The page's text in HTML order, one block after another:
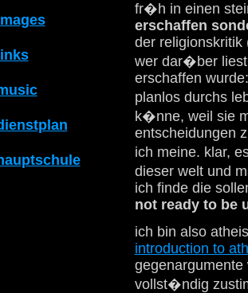
links
fr�h in einen
erschaffen
der religionskritik
wer dar�ber
erschaffen
planlos durchs
k�nne, weil sie
entscheidungen
ich meine. klar,
dieser welt und
ich finde die
not ready to be
ich bin also
introduction to
vollst�ndig